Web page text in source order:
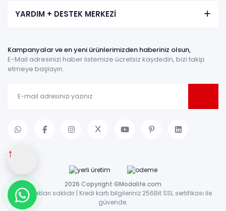
↑
YARDIM + DESTEK MERKEZİ
Kampanyalar ve en yeni ürünlerimizden haberiniz olsun,
E-Mail adresinizi haber listemize ücretsiz kaydedin, bizi takip
etmeye başlayın.
2026 Copyright ©Modalife.com
Tüm hakları saklıdır | Kredi kartı bilgileriniz 256Bit SSL sertifikası ile
güvende.